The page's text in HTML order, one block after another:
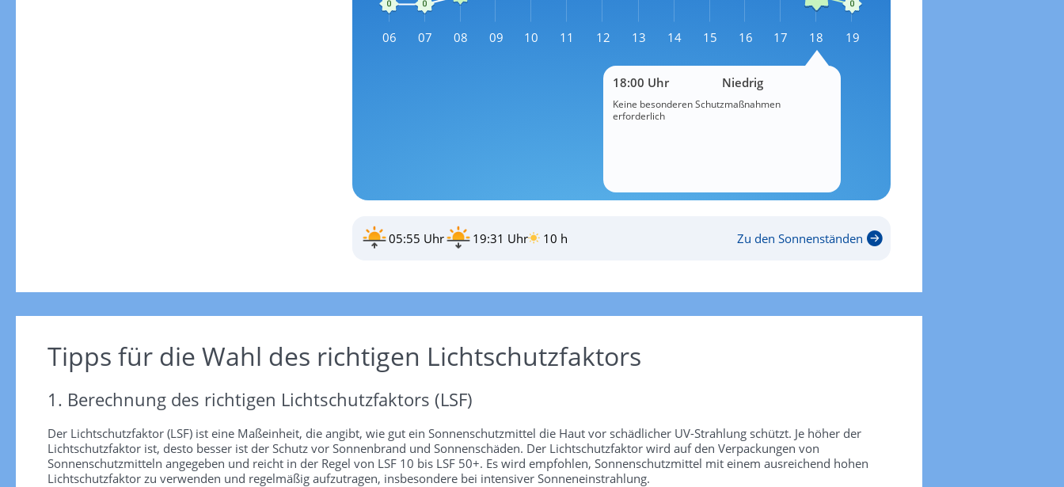
06 07 08 09 10 11 12 13 14 15 16 17 18 19
18:00 Uhr Niedrig
Keine besonderen Schutzmaßnahmen
erforderlich
05:55 Uhr 19:31 Uhr 10 h Zu den Sonnenständen
Tipps für die Wahl des richtigen Lichtschutzfaktors
1. Berechnung des richtigen Lichtschutzfaktors (LSF)
Der Lichtschutzfaktor (LSF) ist eine Maßeinheit, die angibt, wie gut ein Sonnenschutzmittel die Haut vor schädlicher UV-Strahlung schützt. Je höher der
Lichtschutzfaktor ist, desto besser ist der Schutz vor Sonnenbrand und Sonnenschäden. Der Lichtschutzfaktor wird auf den Verpackungen von
Sonnenschutzmitteln angegeben und reicht in der Regel von LSF 10 bis LSF 50+. Es wird empfohlen, Sonnenschutzmittel mit einem ausreichend hohen
Lichtschutzfaktor zu verwenden und regelmäßig aufzutragen, insbesondere bei intensiver Sonneneinstrahlung.